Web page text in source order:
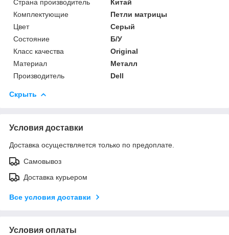
Страна производитель
Китай
Комплектующие
Петли матрицы
Цвет
Серый
Состояние
Б/У
Класс качества
Original
Материал
Металл
Производитель
Dell
Скрыть
Условия доставки
Доставка осуществляется только по предоплате.
Самовывоз
Доставка курьером
Все условия доставки
Условия оплаты